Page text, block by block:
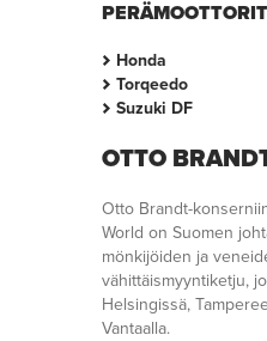
PERÄMOOTTORIT
Honda
Torqeedo
Suzuki DF
OTTO
Otto Brandt-
World on Suomen
mönkijöiden ja
vähittäismyyntiketju,
Helsingissä,
Vantaalla.